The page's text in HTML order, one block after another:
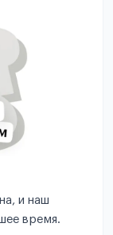
и наш
время.